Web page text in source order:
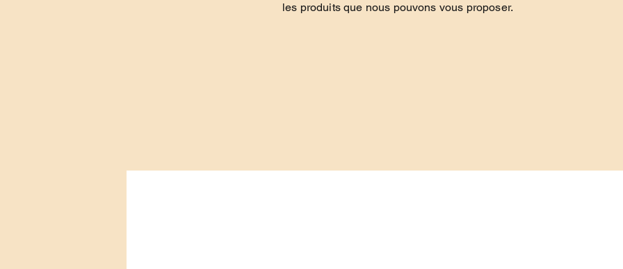
les produits que nous pouvons vous proposer.